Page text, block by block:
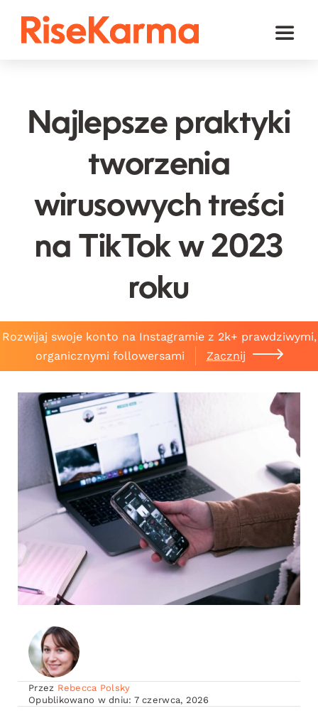
Toggle
TikTok
Facebook
Twitter (𝕏)
Inne
Najlepsze praktyki
tworzenia
wirusowych treści
na TikTok w 2023
roku
Rozwijaj swoje konto na Instagramie z 2k+ prawdziwymi,
organicznymi followersami
Zacznij
Przez Rebecca Polsky
Opublikowano w dniu: 7 czerwca, 2026